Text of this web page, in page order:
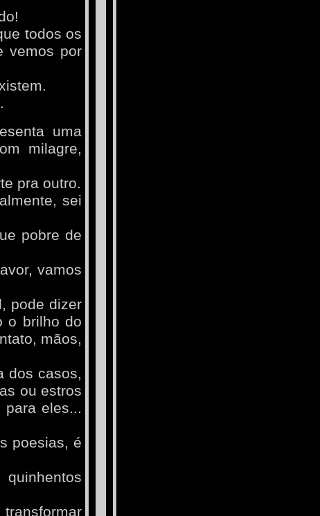
todos os
vemos por
uma
milagre,
pra outro.
sei
pobre de
vamos
pode dizer
o brilho do
mãos,
dos casos,
ou estros
para eles...
poesias, é